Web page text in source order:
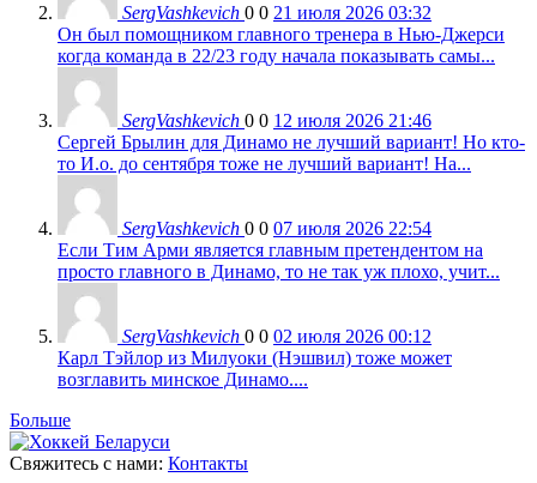
SergVashkevich 0 0 21 июля 2026 03:32
Он был помощником главного тренера в Нью-Джерси
когда команда в 22/23 году начала показывать самы...
SergVashkevich 0 0 12 июля 2026 21:46
Сергей Брылин для Динамо не лучший вариант! Но кто-
то И.о. до сентября тоже не лучший вариант! На...
SergVashkevich 0 0 07 июля 2026 22:54
Если Тим Арми является главным претендентом на
просто главного в Динамо, то не так уж плохо, учит...
SergVashkevich 0 0 02 июля 2026 00:12
Карл Тэйлор из Милуоки (Нэшвил) тоже может
возглавить минское Динамо....
Больше
Свяжитесь с нами: Контакты